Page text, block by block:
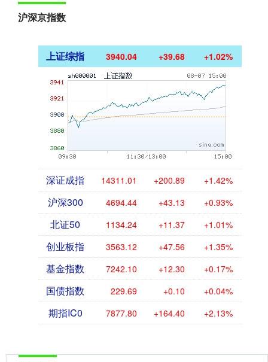
沪深京指数
上证综指 3940.04 +39.68 +1.02%
深证成指 14311.01 +200.89 +1.42%
沪深300 4694.44 +43.13 +0.93%
北证50 1134.24 +11.37 +1.01%
创业板指 3563.12 +47.56 +1.35%
基金指数 7242.10 +12.30 +0.17%
国债指数 229.69 +0.10 +0.04%
期指IC0 7877.80 +164.40 +2.13%